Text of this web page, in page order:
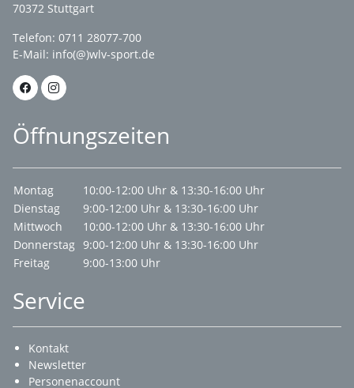
70372 Stuttgart
Telefon: 0711 28077-700
E-Mail: info(@)wlv-sport.de
Öffnungszeiten
Montag
10:00-12:00 Uhr & 13:30-16:00 Uhr
Dienstag
9:00-12:00 Uhr & 13:30-16:00 Uhr
Mittwoch
10:00-12:00 Uhr & 13:30-16:00 Uhr
Donnerstag 9:00-12:00 Uhr & 13:30-16:00 Uhr
Freitag
9:00-13:00 Uhr
Service
Kontakt
Newsletter
Personenaccount